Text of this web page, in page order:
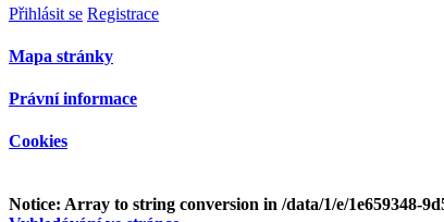
Přihlásit se Registrace
Mapa stránky
Právní informace
Cookies
Notice: Array to string conversion in /data/1/e/1e659348-